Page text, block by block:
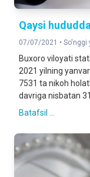
Qaysi
07/07/2021 • So'nggi
Buxoro viloyati
2021 yilning
7531 ta nikoh
davriga nisbatan
Batafsil ...